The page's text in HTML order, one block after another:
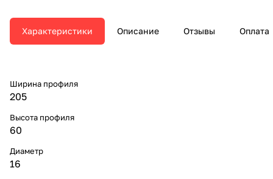
Характеристики Описание Отзывы Оплата
Ширина профиля
205
Высота профиля
60
Диаметр
16